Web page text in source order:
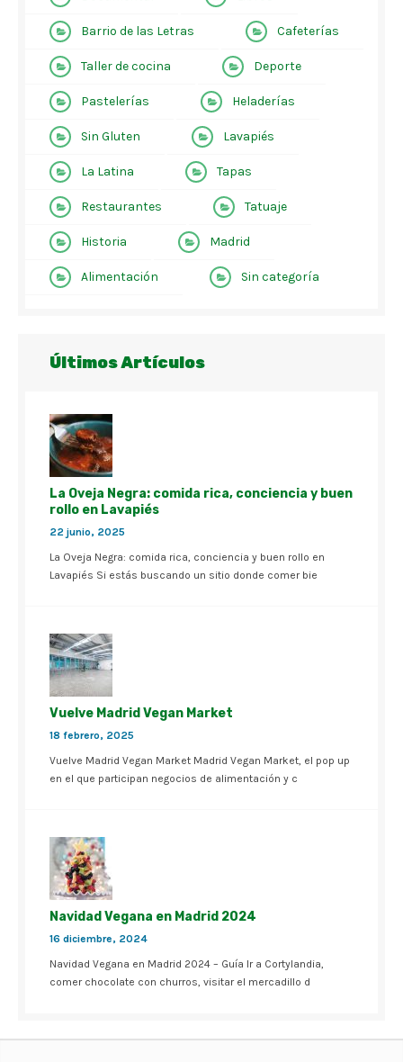
Barrio de las Letras Cafeterías
Taller de cocina Deporte
Pastelerías Heladerías
Sin Gluten Lavapiés
La Latina Tapas
Restaurantes Tatuaje
Historia Madrid
Alimentación Sin categoría
Últimos Artículos
La Oveja Negra: comida rica, conciencia y buen
rollo en Lavapiés
22 junio, 2025
La Oveja Negra: comida rica, conciencia y buen rollo en
Lavapiés Si estás buscando un sitio donde comer bie
Vuelve Madrid Vegan Market
18 febrero, 2025
Vuelve Madrid Vegan Market Madrid Vegan Market, el pop up
en el que participan negocios de alimentación y c
Navidad Vegana en Madrid 2024
16 diciembre, 2024
Navidad Vegana en Madrid 2024 – Guía Ir a Cortylandia,
comer chocolate con churros, visitar el mercadillo d